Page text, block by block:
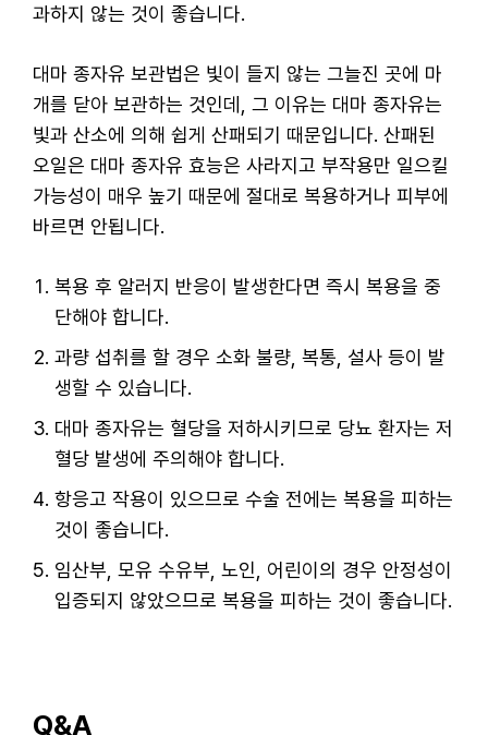
과하지 않는 것이 좋습니다.
대마 종자유 보관법은 빛이 들지 않는 그늘진 곳에 마
개를 닫아 보관하는 것인데, 그 이유는 대마 종자유는
빛과 산소에 의해 쉽게 산패되기 때문입니다. 산패된
오일은 대마 종자유 효능은 사라지고 부작용만 일으킬
가능성이 매우 높기 때문에 절대로 복용하거나 피부에
바르면 안됩니다.
복용 후 알러지 반응이 발생한다면 즉시 복용을 중
단해야 합니다.
과량 섭취를 할 경우 소화 불량, 복통, 설사 등이 발
생할 수 있습니다.
대마 종자유는 혈당을 저하시키므로 당뇨 환자는 저
혈당 발생에 주의해야 합니다.
항응고 작용이 있으므로 수술 전에는 복용을 피하는
것이 좋습니다.
임산부, 모유 수유부, 노인, 어린이의 경우 안정성이
입증되지 않았으므로 복용을 피하는 것이 좋습니다.
Q&A